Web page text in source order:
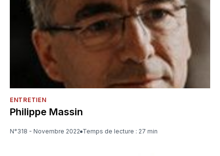
ENTRETIEN
Philippe Massin
N°318 - Novembre 2022 Temps de lecture : 27 min